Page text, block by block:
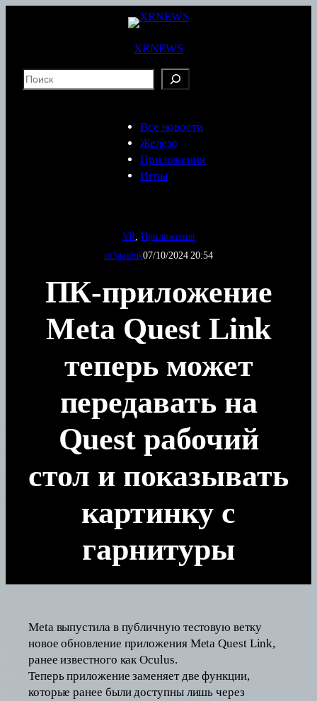
XRNEWS
Все новости
Железо
Приложения
Игры
VR, Приложения
m3gagluk07/10/2024 20:54
ПК-приложение
Meta Quest Link
теперь может
передавать на
Quest рабочий
стол и показывать
картинку с
гарнитуры
Meta выпустила в публичную тестовую ветку
новое обновление приложения Meta Quest Link,
ранее известного как Oculus.
Теперь приложение заменяет две функции,
которые ранее были доступны лишь через